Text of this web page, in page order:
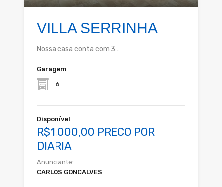
VILLA SERRINHA
Nossa casa conta com 3…
Garagem
6
Disponível
R$1.000,00 PRECO POR
DIARIA
Anunciante:
CARLOS GONCALVES